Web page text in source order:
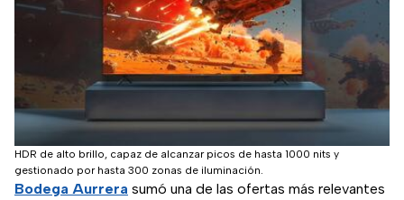
HDR de alto brillo, capaz de alcanzar picos de hasta 1000 nits y
gestionado por hasta 300 zonas de iluminación.
Bodega Aurrera sumó una de las ofertas más relevantes